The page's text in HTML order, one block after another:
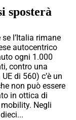
sposterà
se l’Italia rimane
autocentrico
ogni 1.000
contro una
di 560) c’è un
non può essere
in ottica di
Negli